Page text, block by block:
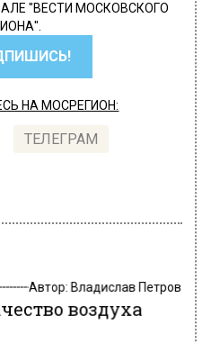
"ВЕСТИ МОСКОВСКОГО
НА МОСРЕГИОН:
ТЕЛЕГРАМ
Автор: Владислав Петров
воздуха